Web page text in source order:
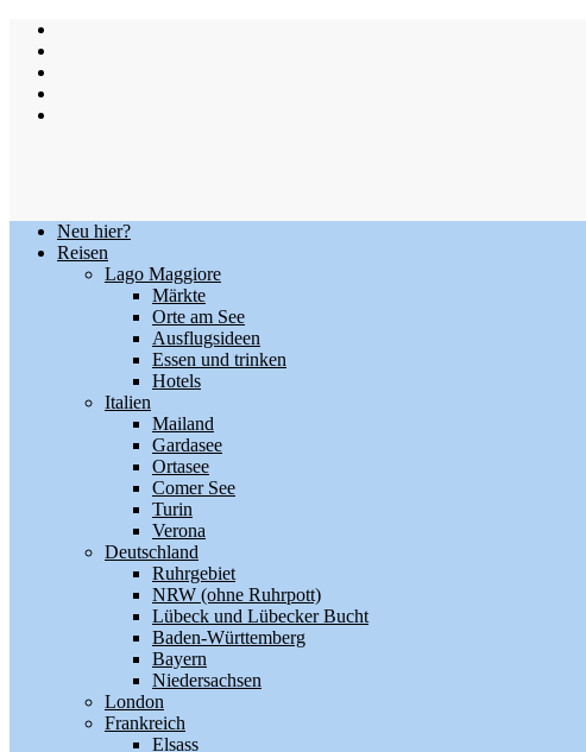
Skip
content
Neu hier?
Reisen
Lago Maggiore
Märkte
Orte am See
Ausflugsideen
Essen und trinken
Hotels
Italien
Mailand
Gardasee
Ortasee
Comer See
Turin
Verona
Deutschland
Ruhrgebiet
NRW (ohne Ruhrpott)
Lübeck und Lübecker Bucht
Baden-Württemberg
Bayern
Niedersachsen
London
Frankreich
Elsass